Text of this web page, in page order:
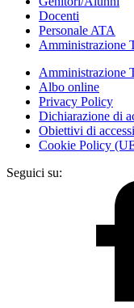
Docenti
Personale ATA
Amministrazione
Amministrazione
Albo online
Privacy Policy
Dichiarazione di
Obiettivi di
Cookie Policy
Seguici su: